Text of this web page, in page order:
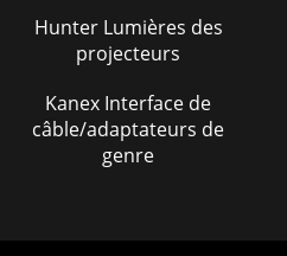
Hunter Lumières des
projecteurs
Kanex Interface de
câble/adaptateurs de
genre